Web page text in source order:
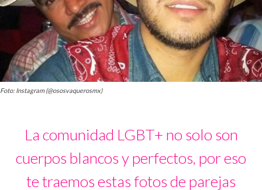
Foto: Instagram (@ososvaquerosmx)
La comunidad LGBT+ no solo son
cuerpos blancos y perfectos, por eso
te traemos estas fotos de parejas